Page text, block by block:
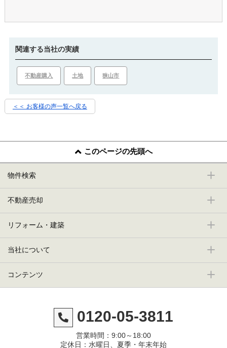
関連する当社の実績
不動産購入 土地 狭山市
＜＜ お客様の声一覧へ戻る
このページの先頭へ
物件検索
不動産売却
リフォーム・建築
当社について
コンテンツ
0120-05-3811
営業時間：9:00～18:00
定休日：水曜日、夏季・年末年始